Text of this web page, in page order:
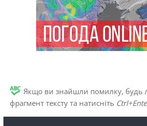
Якщо ви знайшли помилку, будь
фрагмент тексту та натисніть